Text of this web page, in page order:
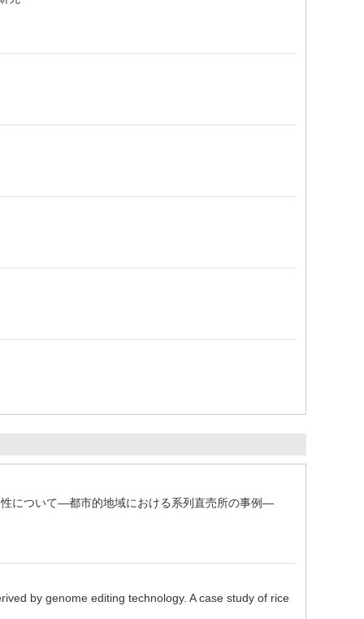
について―都市的地域における系列直売所の事例―
by genome editing technology. A case study of rice